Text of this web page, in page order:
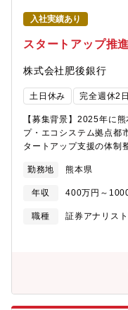
入社実績あり
スタートアップ推
株式会社肥後銀行
土日休み 完全週休2
【募集背景】2025年に
プ・エコシステム拠点都
タートアップ支援の体制
いくために、スピード感
スタートアップの発掘お
いただきます。【具体的
掘・育成支援■大学発シ
の企画・運営■スタート
テスト等）の企画・運営
勤務地 熊本県
年収 400万円～
職種
証券アナリス